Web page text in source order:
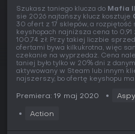
Szukasz taniego klucza do Mafia
sie 2026 najtańszy klucz kosztuje
30 ofert z 17 sklepów, a rozpiętość
keyshopach najniższa cena to 0,91
100,74 zł. Przy takiej liczbie
ofertami bywa kilkukrotna, więc
czekanie na wyprzedaż. Cena
taniej było tylko w 20% dni z
aktywowany w Steam lub innym
najszerszy, bo ofertę keyshopu
Premiera: 19 maj 2020
Action